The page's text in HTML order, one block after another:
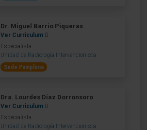
Dr. Miguel Barrio Piqueras
Ver Curriculum
Especialista
Unidad de Radiología Intervencionista
Sede Pamplona
Dra. Lourdes Díaz Dorronsoro
Ver Curriculum
Especialista
Unidad de Radiología Intervencionista